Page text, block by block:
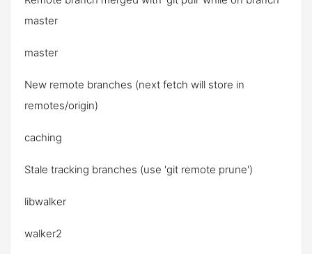
master
master
New remote branches (next fetch will store in
remotes/origin)
caching
Stale tracking branches (use 'git remote prune')
libwalker
walker2